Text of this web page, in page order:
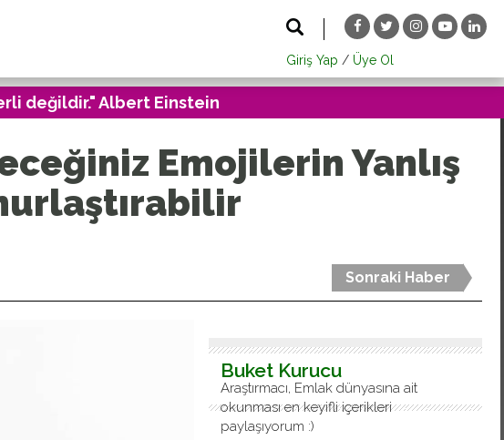
Giriş Yap / Üye Ol
değildir." Albert Einstein
Emojilerin Yanlış
Sonraki Haber
Buket Kurucu
Araştırmacı, Emlak dünyasına ait
okunması en keyifli içerikleri
paylaşıyorum :)